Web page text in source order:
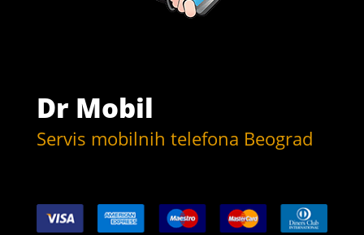
Dr Mobil
Servis mobilnih telefona Beograd